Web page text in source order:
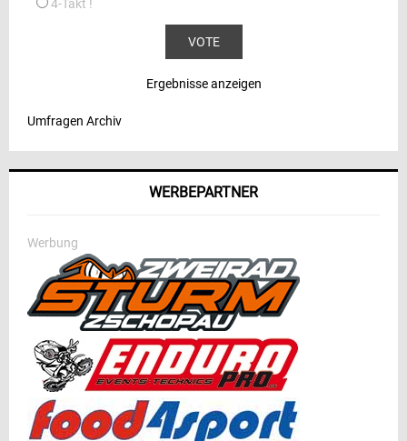
4-Takt !
Ergebnisse anzeigen
Umfragen Archiv
WERBEPARTNER
Werbung